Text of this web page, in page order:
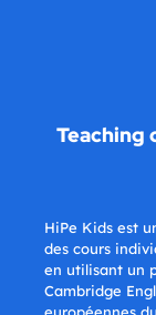
Teaching
HiPe Kids est
des cours
en utilisant un
Cambridge